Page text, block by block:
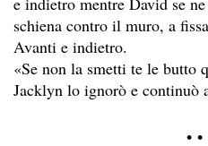
schiena contro il muro, a
Avanti e indietro.
«Se non la smetti te le butto
Jacklyn lo ignorò e continuò
• •